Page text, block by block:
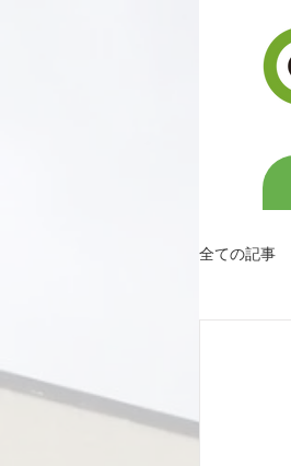
全ての記事